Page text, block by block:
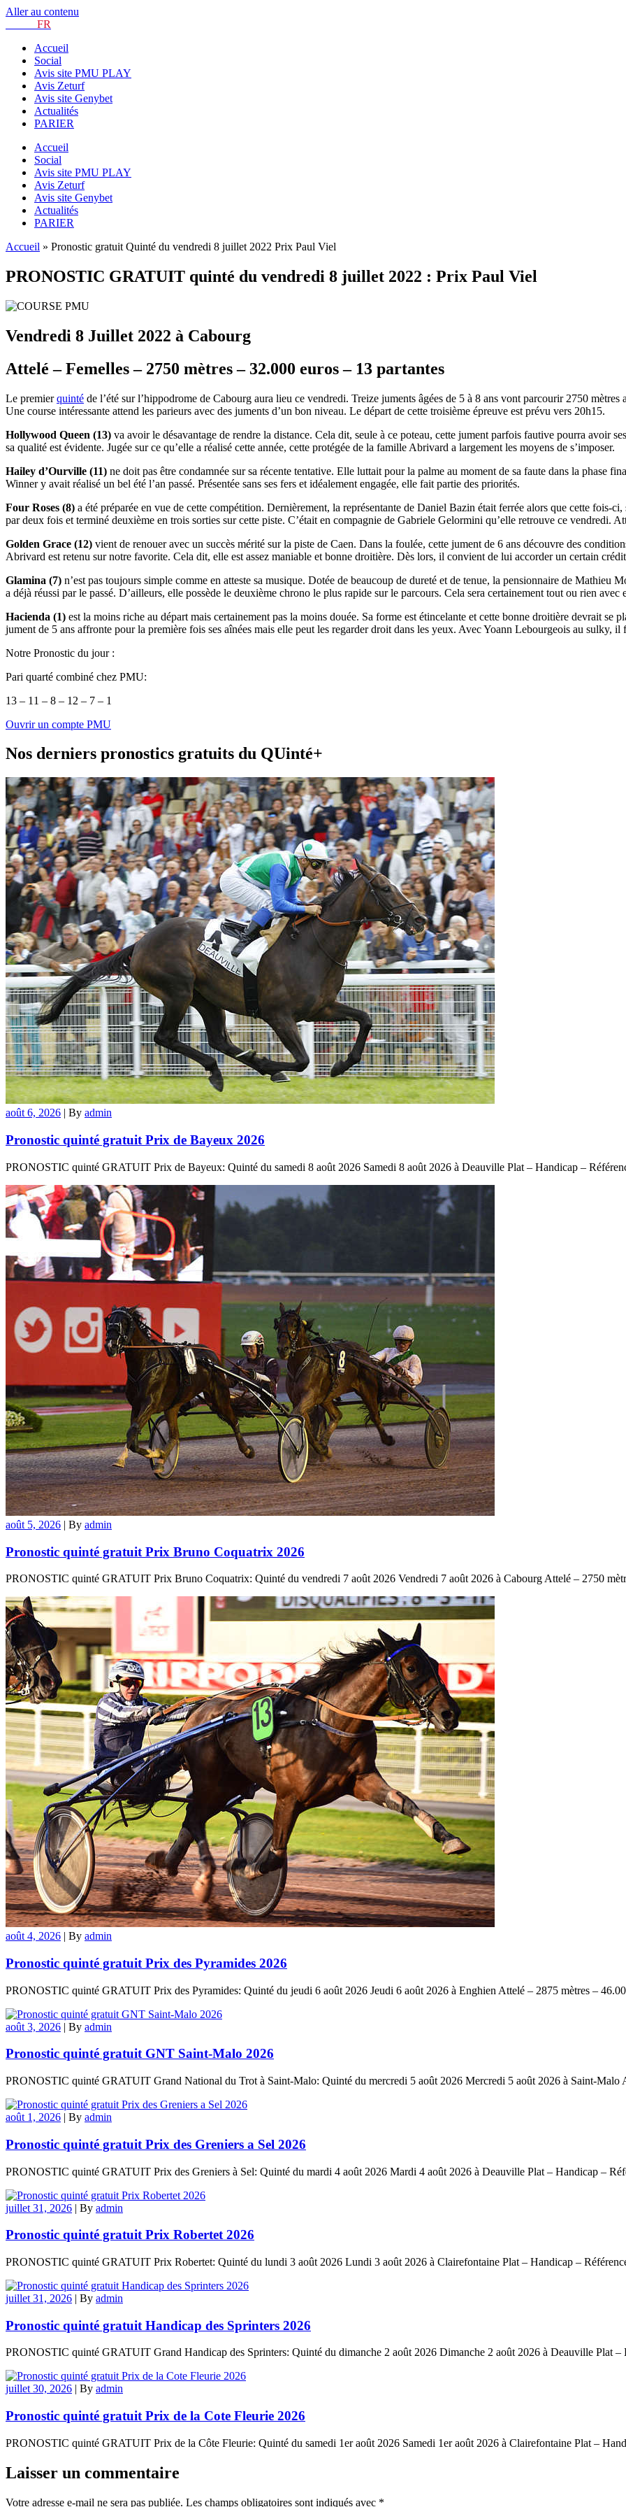
Aller au contenu
FR
Accueil
Social
Avis site PMU PLAY
Avis Zeturf
Avis site Genybet
Actualités
PARIER
Accueil
Social
Avis site PMU PLAY
Avis Zeturf
Avis site Genybet
Actualités
PARIER
Accueil » Pronostic gratuit Quinté du vendredi 8 juillet 2022 Prix Paul Viel
PRONOSTIC GRATUIT quinté du vendredi 8 juillet 2022 : Prix Paul Viel
Vendredi 8 Juillet 2022 à Cabourg
Attelé – Femelles – 2750 mètres – 32.000 euros – 13 partantes
Le premierquinté de l’été sur l’hippodrome de Cabourg aura lieu ce vendredi. Treize juments âgées de 5 à 8 ans vont parcourir 2750
Une course intéressante attend les parieurs avec des juments d’un bon niveau. Le départ de cette troisième épreuve est prévu vers 20h15.
Hollywood Queen (13) va avoir le désavantage de rendre la distance. Cela dit, seule à ce poteau, cette jument parfois fautive pourra avoir
sa qualité est évidente. Jugée sur ce qu’elle a réalisé cette année, cette protégée de la famille Abrivard a largement les moyens de s’imposer.
Hailey d’Ourville (11) ne doit pas être condamnée sur sa récente tentative. Elle luttait pour la palme au moment de sa faute dans la phase
Winner y avait réalisé un bel été l’an passé. Présentée sans ses fers et idéalement engagée, elle fait partie des priorités.
Four Roses (8) a été préparée en vue de cette compétition. Dernièrement, la représentante de Daniel Bazin était ferrée alors que cette fois-
par deux fois et terminé deuxième en trois sorties sur cette piste. C’était en compagnie de Gabriele Gelormini qu’elle retrouve ce vendredi.
Golden Grace (12) vient de renouer avec un succès mérité sur la piste de Caen. Dans la foulée, cette jument de 6 ans découvre des
Abrivard est retenu sur notre favorite. Cela dit, elle est assez maniable et bonne droitière. Dès lors, il convient de lui accorder un certain
Glamina (7) n’est pas toujours simple comme en atteste sa musique. Dotée de beaucoup de dureté et de tenue, la pensionnaire de Mathieu
a déjà réussi par le passé. D’ailleurs, elle possède le deuxième chrono le plus rapide sur le parcours. Cela sera certainement tout ou rien avec
Hacienda (1) est la moins riche au départ mais certainement pas la moins douée. Sa forme est étincelante et cette bonne droitière devrait se
jument de 5 ans affronte pour la première fois ses aînées mais elle peut les regarder droit dans les yeux. Avec Yoann Lebourgeois au sulky, il
Notre Pronostic du jour :
Pari quarté combiné chez PMU:
13 – 11 – 8 – 12 – 7 – 1
Ouvrir un compte PMU
Nos derniers pronostics gratuits du QUinté+
août 6, 2026 | By admin
Pronostic quinté gratuit Prix de Bayeux 2026
PRONOSTIC quinté GRATUIT Prix de Bayeux: Quinté du samedi 8 août 2026 Samedi 8 août 2026 à Deauville Plat – Handicap –
août 5, 2026 | By admin
Pronostic quinté gratuit Prix Bruno Coquatrix 2026
PRONOSTIC quinté GRATUIT Prix Bruno Coquatrix: Quinté du vendredi 7 août 2026 Vendredi 7 août 2026 à Cabourg Attelé – 2750
août 4, 2026 | By admin
Pronostic quinté gratuit Prix des Pyramides 2026
PRONOSTIC quinté GRATUIT Prix des Pyramides: Quinté du jeudi 6 août 2026 Jeudi 6 août 2026 à Enghien Attelé – 2875 mètres –
août 3, 2026 | By admin
Pronostic quinté gratuit GNT Saint-Malo 2026
PRONOSTIC quinté GRATUIT Grand National du Trot à Saint-Malo: Quinté du mercredi 5 août 2026 Mercredi 5 août 2026 à Saint-Malo
août 1, 2026 | By admin
Pronostic quinté gratuit Prix des Greniers a Sel 2026
PRONOSTIC quinté GRATUIT Prix des Greniers à Sel: Quinté du mardi 4 août 2026 Mardi 4 août 2026 à Deauville Plat – Handicap –
juillet 31, 2026 | By admin
Pronostic quinté gratuit Prix Robertet 2026
PRONOSTIC quinté GRATUIT Prix Robertet: Quinté du lundi 3 août 2026 Lundi 3 août 2026 à Clairefontaine Plat – Handicap –
juillet 31, 2026 | By admin
Pronostic quinté gratuit Handicap des Sprinters 2026
PRONOSTIC quinté GRATUIT Grand Handicap des Sprinters: Quinté du dimanche 2 août 2026 Dimanche 2 août 2026 à Deauville Plat –
juillet 30, 2026 | By admin
Pronostic quinté gratuit Prix de la Cote Fleurie 2026
PRONOSTIC quinté GRATUIT Prix de la Côte Fleurie: Quinté du samedi 1er août 2026 Samedi 1er août 2026 à Clairefontaine Plat –
Laisser un commentaire
Votre adresse e-mail ne sera pas publiée. Les champs obligatoires sont indiqués avec *